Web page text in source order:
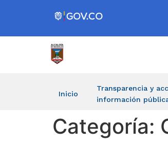
Inicio
Transparencia y
información
Categoría: